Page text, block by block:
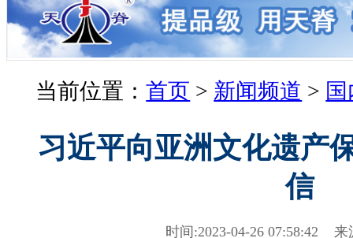
当前位置：首页 > 新闻频道 >
习近平向亚洲文化遗产
信
时间:2023-04-26 07:58:42 来